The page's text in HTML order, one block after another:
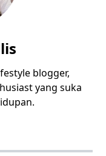
blogger,
yang suka